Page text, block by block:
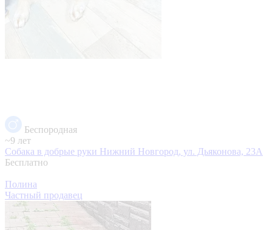
Беспородная
~9 лет
Собака в добрые руки Нижний Новгород, ул. Дьяконова, 23А
Бесплатно
Полина
Частный продавец